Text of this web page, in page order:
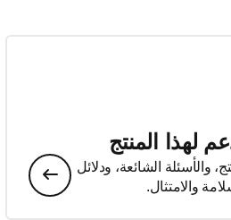
لهذا المنتج
والأسئلة الشائعة، ودلائل
والامتثال.